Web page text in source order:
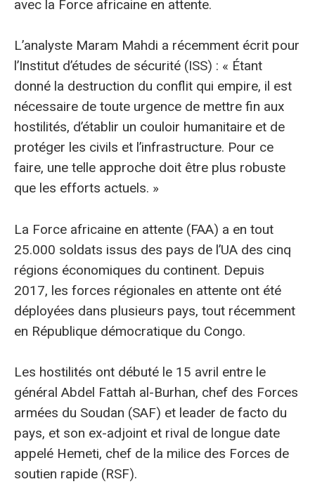
avec la Force africaine en attente.
L’analyste Maram Mahdi a récemment écrit pour
l’Institut d’études de sécurité (ISS) : « Étant
donné la destruction du conflit qui empire, il est
nécessaire de toute urgence de mettre fin aux
hostilités, d’établir un couloir humanitaire et de
protéger les civils et l’infrastructure. Pour ce
faire, une telle approche doit être plus robuste
que les efforts actuels. »
La Force africaine en attente (FAA) a en tout
25.000 soldats issus des pays de l’UA des cinq
régions économiques du continent. Depuis
2017, les forces régionales en attente ont été
déployées dans plusieurs pays, tout récemment
en République démocratique du Congo.
Les hostilités ont débuté le 15 avril entre le
général Abdel Fattah al-Burhan, chef des Forces
armées du Soudan (SAF) et leader de facto du
pays, et son ex-adjoint et rival de longue date
appelé Hemeti, chef de la milice des Forces de
soutien rapide (RSF).